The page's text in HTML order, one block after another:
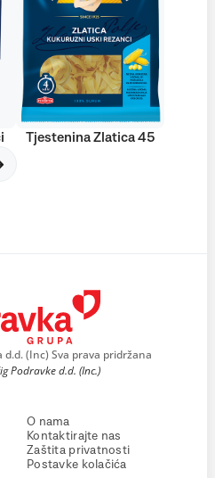
Tjestenina Zlatica 45
(Inc) Sva prava pridržana
Podravke d.d. (Inc.)
O nama
Kontaktirajte nas
Zaštita privatnosti
Postavke kolačića